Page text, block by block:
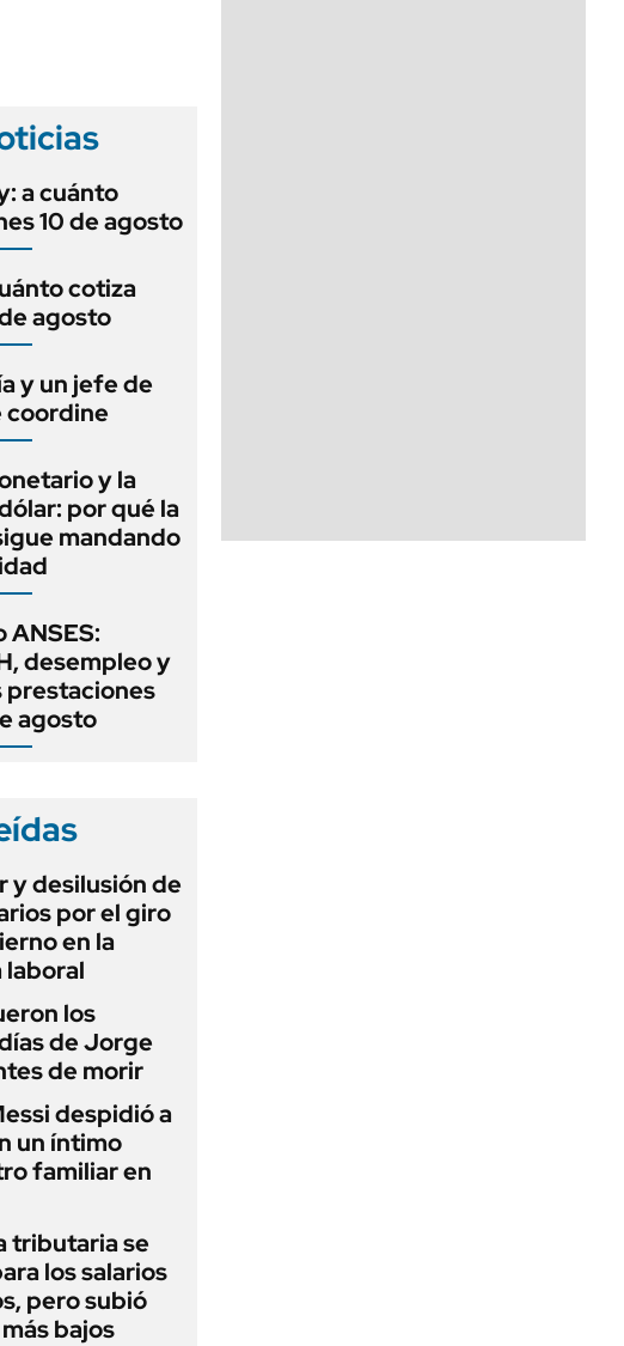
a cuánto
10 de agosto
cotiza
agosto
y un jefe de
coordine
y la
por qué la
mandando
ANSES:
desempleo y
prestaciones
agosto
y desilusión de
por el giro
en la
los
de Jorge
de morir
despidió a
un íntimo
familiar en
tributaria se
los salarios
pero subió
bajos